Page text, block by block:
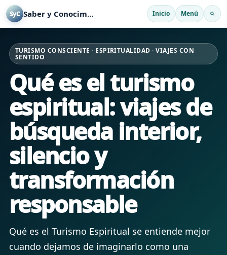
SyC Saber y Conocimiento Inicio Menú
TURISMO CONSCIENTE · ESPIRITUALIDAD · VIAJES CON
SENTIDO
Qué es el turismo
espiritual: viajes de
búsqueda interior,
silencio y
transformación
responsable
Qué es el Turismo Espiritual se entiende mejor
cuando dejamos de imaginarlo como una